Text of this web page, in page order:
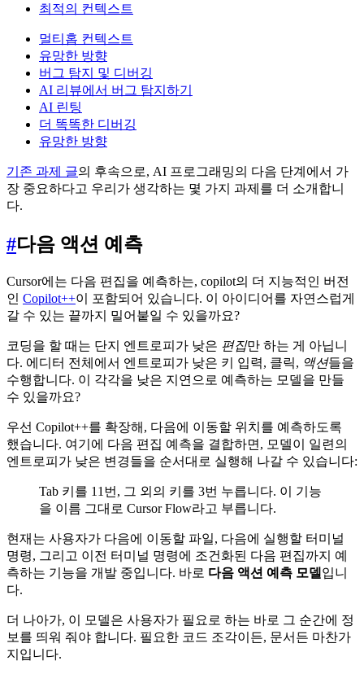
최적의 컨텍스트
멀티홉 컨텍스트
유망한 방향
버그 탐지 및 디버깅
AI 리뷰에서 버그 탐지하기
AI 린팅
더 똑똑한 디버깅
유망한 방향
기존 과제 글의 후속으로, AI 프로그래밍의 다음 단계에서 가
장 중요하다고 우리가 생각하는 몇 가지 과제를 더 소개합니
다.
#다음 액션 예측
Cursor에는 다음 편집을 예측하는, copilot의 더 지능적인 버전
인 Copilot++이 포함되어 있습니다. 이 아이디어를 자연스럽게
갈 수 있는 끝까지 밀어붙일 수 있을까요?
코딩을 할 때는 단지 엔트로피가 낮은 편집만 하는 게 아닙니
다. 에디터 전체에서 엔트로피가 낮은 키 입력, 클릭, 액션들을
수행합니다. 이 각각을 낮은 지연으로 예측하는 모델을 만들
수 있을까요?
우선 Copilot++를 확장해, 다음에 이동할 위치를 예측하도록
했습니다. 여기에 다음 편집 예측을 결합하면, 모델이 일련의
엔트로피가 낮은 변경들을 순서대로 실행해 나갈 수 있습니다:
Tab 키를 11번, 그 외의 키를 3번 누릅니다. 이 기능
을 이름 그대로 Cursor Flow라고 부릅니다.
현재는 사용자가 다음에 이동할 파일, 다음에 실행할 터미널
명령, 그리고 이전 터미널 명령에 조건화된 다음 편집까지 예
측하는 기능을 개발 중입니다. 바로 다음 액션 예측 모델 입니
다.
더 나아가, 이 모델은 사용자가 필요로 하는 바로 그 순간에 정
보를 띄워 줘야 합니다. 필요한 코드 조각이든, 문서든 마찬가
지입니다.